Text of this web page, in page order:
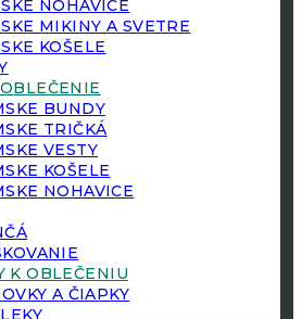
NOHAVICE
MIKINY A SVETRE
KOŠELE
BUNDY
TRIČKÁ
VESTY
KOŠELE
NOHAVICE
K OBLEČENIU
A ČIAPKY